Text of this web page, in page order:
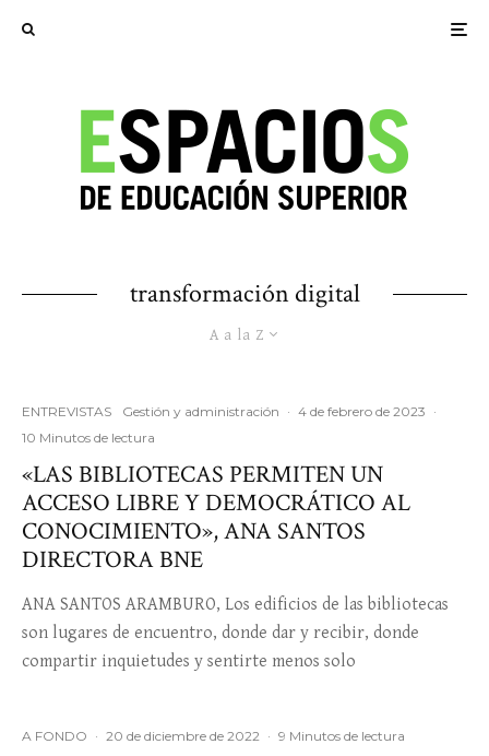
transformación digital
A a la Z
ENTREVISTAS Gestión y administración · 4 de febrero de 2023 ·
10 Minutos de lectura
«LAS BIBLIOTECAS PERMITEN UN
ACCESO LIBRE Y DEMOCRÁTICO AL
CONOCIMIENTO», ANA SANTOS
DIRECTORA BNE
ANA SANTOS ARAMBURO, Los edificios de las bibliotecas
son lugares de encuentro, donde dar y recibir, donde
compartir inquietudes y sentirte menos solo
A FONDO · 20 de diciembre de 2022 · 9 Minutos de lectura